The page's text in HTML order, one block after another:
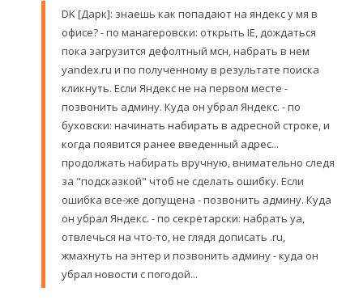
DK [Дарк]: знаешь как попадают на яндекс у мя в
офисе? - по манагеровски: открыть IE, дождаться
пока загрузится дефолтный мсн, набрать в нем
yandex.ru и по полученному в результате поиска
кликнуть. Если Яндекс не на первом месте -
позвонить админу. Куда он убрал Яндекс. - по
буховски: начинать набирать в адресной строке, и
когда появится ранее введенный адрес...
продолжать набирать вручную, внимательно следя
за "подсказкой" чтоб не сделать ошибку. Если
ошибка все-же допущена - позвонить админу. Куда
он убрал Яндекс. - по секретарски: набрать ya,
отвлечься на что-то, не глядя дописать .ru,
жмахнуть на энтер и позвонить админу - куда он
убрал новости с погодой...